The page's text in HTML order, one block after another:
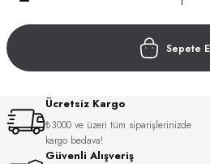
Sepete
Ücretsiz Kargo
₺3000 ve üzeri tüm siparişlerinizde
kargo bedava!
Güvenli Alışveriş